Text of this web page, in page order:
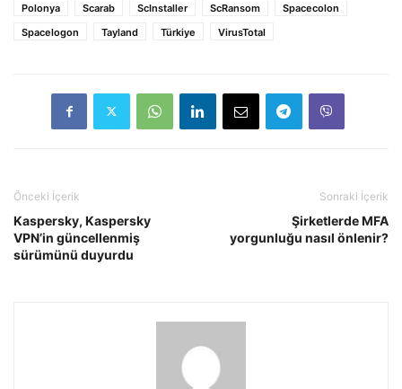
Polonya
Scarab ScInstaller ScRansom
Spacecolon
Spacelogon
Tayland Türkiye VirusTotal
Önceki İçerik
Kaspersky, Kaspersky
VPN’in güncellenmiş
sürümünü duyurdu
Sonraki İçerik
Şirketlerde MFA
yorgunluğu nasıl önlenir?